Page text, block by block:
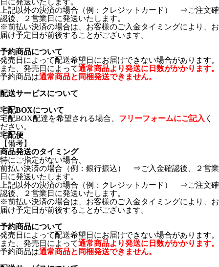
日に発送いたします。
上記以外の決済の場合（例：クレジットカード） ⇒ご注文確
認後、２営業日に発送いたします。
※前払い決済の場合は、お客様のご入金タイミングにより、お
届け予定日が前後することがございます。
予約商品について
発売日によって配送希望日にお届けできない場合があります。
また、発売日によって通常商品より発送に日数がかかります。
予約商品は通常商品と同梱発送できません。
配送サービスについて
宅配BOXについて
宅配BOX配達を希望される場合、 フリーフォームにご記入 く
ださい。
宅配便
【備考】
商品発送のタイミング
特にご指定がない場合、
前払い決済の場合（例：銀行振込） ⇒ご入金確認後、２営業
日に発送いたします。
上記以外の決済の場合（例：クレジットカード） ⇒ご注文確
認後、２営業日に発送いたします。
※前払い決済の場合は、お客様のご入金タイミングにより、お
届け予定日が前後することがございます。
予約商品について
発売日によって配送希望日にお届けできない場合があります。
また、発売日によって通常商品より発送に日数がかかります。
予約商品は通常商品と同梱発送できません。